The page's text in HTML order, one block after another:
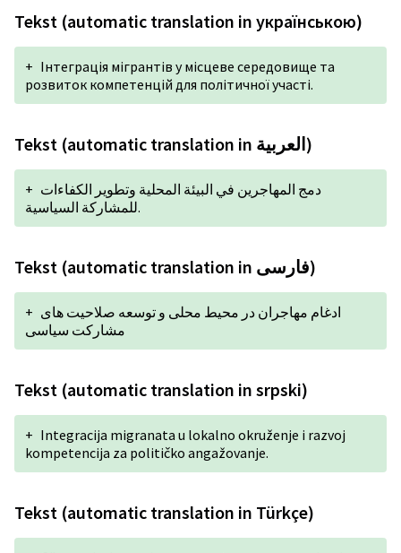
Tekst (automatic translation in українською)
+ Інтеграція мігрантів у місцеве середовище та
розвиток компетенцій для політичної участі.
Tekst (automatic translation in العربية)
+ دمج المهاجرين في البيئة المحلية وتطوير الكفاءات
للمشاركة السياسية.
Tekst (automatic translation in فارسی)
+ ادغام مهاجران در محیط محلی و توسعه صلاحیت های
مشارکت سیاسی
Tekst (automatic translation in srpski)
+ Integracija migranata u lokalno okruženje i razvoj
kompetencija za političko angažovanje.
Tekst (automatic translation in Türkçe)